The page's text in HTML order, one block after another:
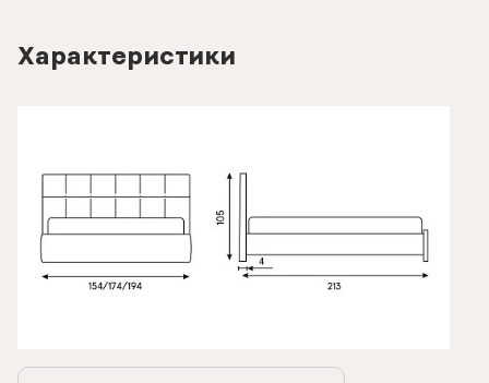
Характеристики